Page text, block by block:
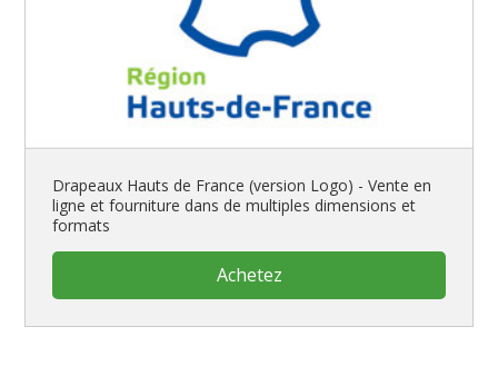
Drapeaux Hauts de France (version Logo) - Vente en
ligne et fourniture dans de multiples dimensions et
formats
Achetez